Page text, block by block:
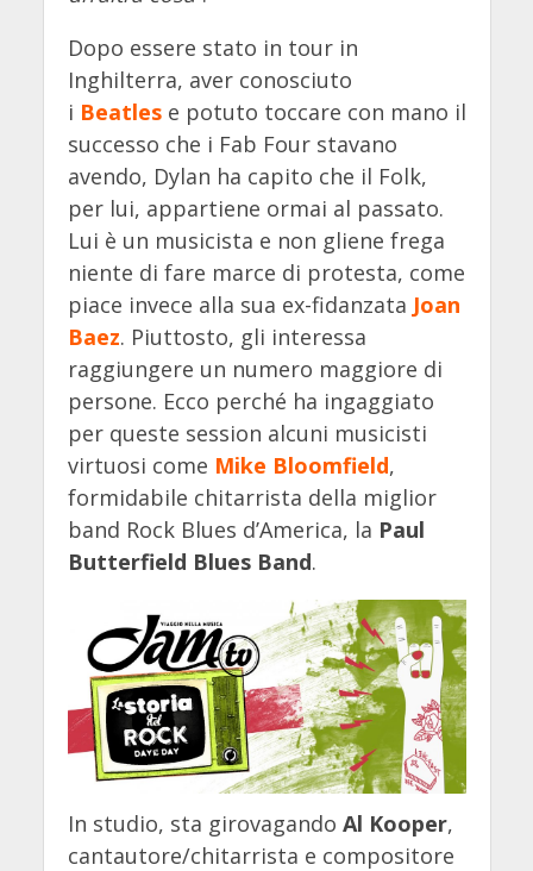
Dopo essere stato in tour in
Inghilterra, aver conosciuto
i Beatlese potuto toccare con mano il
successo che i Fab Four stavano
avendo, Dylan ha capito che il Folk,
per lui, appartiene ormai al passato.
Lui è un musicista e non gliene frega
niente di fare marce di protesta, come
piace invece alla sua ex-fidanzata Joan
Baez. Piuttosto, gli interessa
raggiungere un numero maggiore di
persone. Ecco perché ha ingaggiato
per queste session alcuni musicisti
virtuosi come Mike Bloomfield,
formidabile chitarrista della miglior
band Rock Blues d’America, la Paul
Butterfield Blues Band.
In studio, sta girovagando Al Kooper,
cantautore/chitarrista e compositore